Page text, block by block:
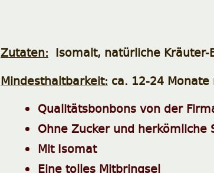
Zutaten: Isomalt, natürliche Kräuter-
Mindesthaltbarkeit: ca. 12-24
Qualitätsbonbons von der
Ohne Zucker und herkömliche
Mit Isomat
Eine tolles Mitbringsel